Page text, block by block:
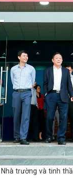
trường và tinh